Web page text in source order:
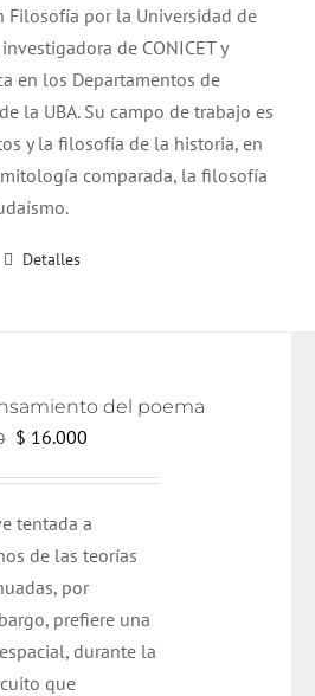
Filosofía por la Universidad de
de CONICET y
en los Departamentos de
la UBA. Su campo de trabajo es
y la filosofía de la historia, en
comparada, la filosofía
Detalles
del poema
El
era:
$ 17.000.
$ 16.000
es:
$ 16.000.
tentada a
de las teorías
por
prefiere una
durante la
que